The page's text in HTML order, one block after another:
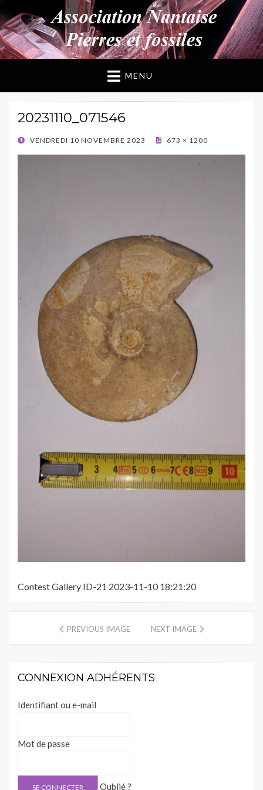
ANPF
Association Nantaise Pierres et Fossiles
MENU
20231110_071546
POSTED
VENDREDI 10 NOVEMBRE 2023 673 × 1200
Contest Gallery ID-21 2023-11-10 18:21:20
PREVIOUS IMAGE NEXT IMAGE
CONNEXION ADHÉRENTS
Identifiant ou e-mail
Mot de passe
Oublié ?